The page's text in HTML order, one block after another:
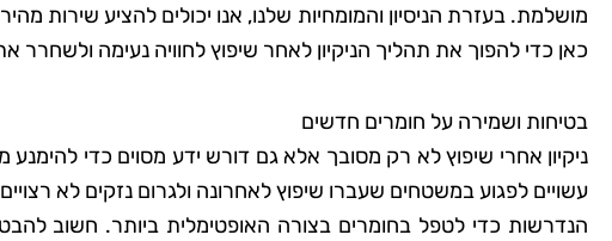
מושלמת. בעזרת הניסיון והמומחיות שלנו, אנו יכולים להציע שירות
כאן כדי להפוך את תהליך הניקיון לאחר שיפוץ לחוויה נעימה
בטיחות ושמירה על חומרים חדשים
ניקיון אחרי שיפוץ לא רק מסובך אלא גם דורש ידע מסוים כדי
עשויים לפגוע במשטחים שעברו שיפוץ לאחרונה ולגרום נזקים לא
הנדרשות כדי לטפל בחומרים בצורה האופטימלית ביותר. חשוב